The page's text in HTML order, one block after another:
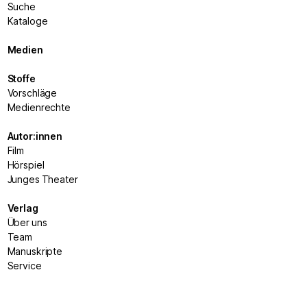
Suche
Kataloge
Medien
Stoffe
Vorschläge
Medienrechte
Autor:innen
Film
Hörspiel
Junges Theater
Verlag
Über uns
Team
Manuskripte
Service